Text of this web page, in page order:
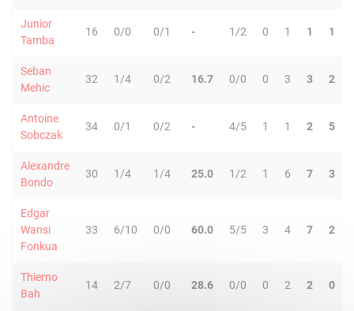
Junior
Tamba
16 0/0 0/1 - 1/2 0 1 1 1
Seban
Mehic
32 1/4 0/2 16.7 0/0 0 3 3 2
Antoine
Sobczak
34 0/1 0/2 - 4/5 1 1 2 5
Alexandre
Bondo
30 1/4 1/4 25.0 1/2 1 6 7 3
Edgar
Wansi
Fonkua
33 6/10 0/0 60.0 5/5 3 4 7 2
Thierno
Bah
14 2/7 0/0 28.6 0/0 0 2 2 0